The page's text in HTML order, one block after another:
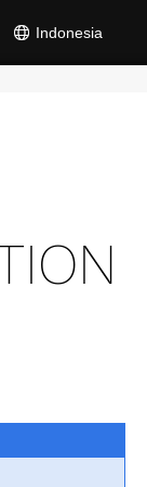
Indonesia